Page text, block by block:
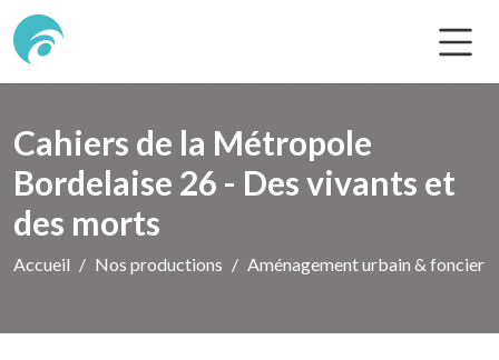
Cahiers de la Métropole
Bordelaise 26 - Des vivants et
des morts
Accueil Nos productions Aménagement urbain & foncier